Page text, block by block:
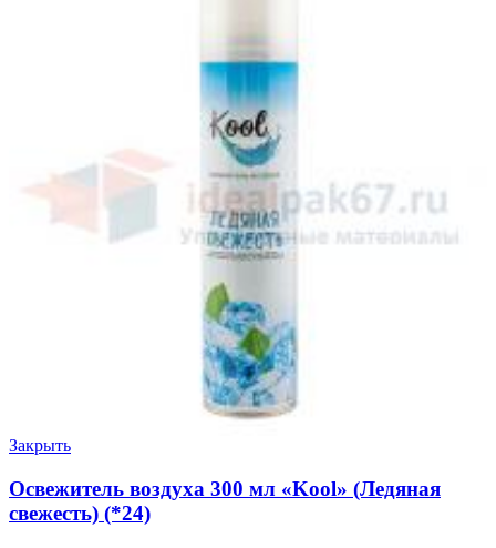
Закрыть
Освежитель воздуха 300 мл «Kool» (Ледяная
свежесть) (*24)